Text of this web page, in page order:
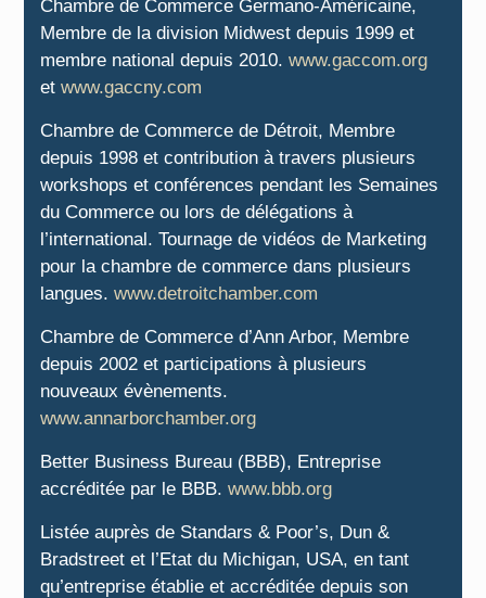
Chambre de Commerce Germano-Américaine,
Membre de la division Midwest depuis 1999 et
membre national depuis 2010. www.gaccom.org
et www.gaccny.com
Chambre de Commerce de Détroit, Membre
depuis 1998 et contribution à travers plusieurs
workshops et conférences pendant les Semaines
du Commerce ou lors de délégations à
l’international. Tournage de vidéos de Marketing
pour la chambre de commerce dans plusieurs
langues. www.detroitchamber.com
Chambre de Commerce d’Ann Arbor, Membre
depuis 2002 et participations à plusieurs
nouveaux évènements.
www.annarborchamber.org
Better Business Bureau (BBB), Entreprise
accréditée par le BBB. www.bbb.org
Listée auprès de Standars & Poor’s, Dun &
Bradstreet et l’Etat du Michigan, USA, en tant
qu’entreprise établie et accréditée depuis son